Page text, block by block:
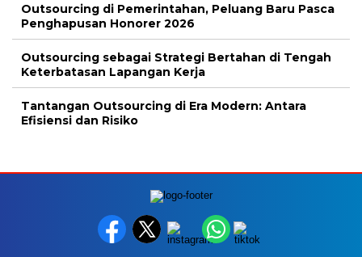
Outsourcing di Pemerintahan, Peluang Baru Pasca
Penghapusan Honorer 2026
Outsourcing sebagai Strategi Bertahan di Tengah
Keterbatasan Lapangan Kerja
Tantangan Outsourcing di Era Modern: Antara
Efisiensi dan Risiko